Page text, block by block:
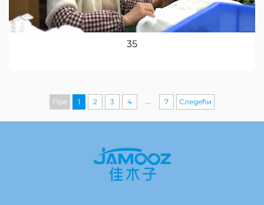
35
Пре 1 2 3 4 7 Следећи